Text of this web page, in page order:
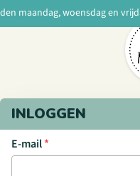
maandag, woensdag en
INLOGGEN
E-mail*